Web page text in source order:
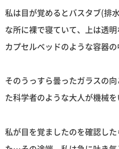
私は目が覚めるとバスタブ(排
な所に裸で寝ていて、上は透
カプセルベッドのような容器の
そのうっすら曇ったガラスの
た科学者のような大人が機械
私が目を覚ましたのを確認し